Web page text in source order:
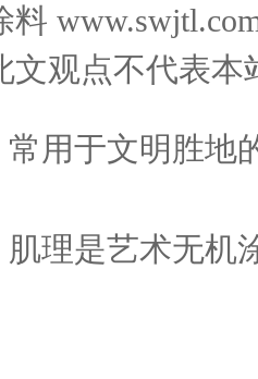
料
文观点不代表本
常用于文明胜地
肌理是艺术无机